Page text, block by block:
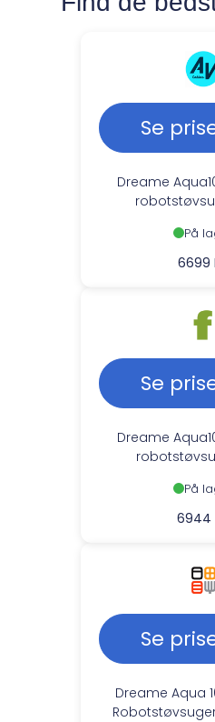
Se
Dreame
På
6699
Se
Dreame
På
6944
Se
Dreame Aqua